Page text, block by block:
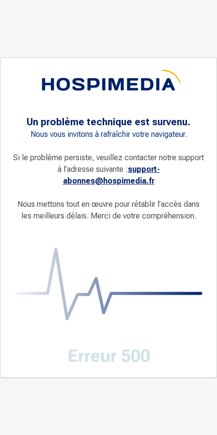
Un problème technique est survenu.
Nous vous invitons à rafraîchir votre navigateur.
Si le problème persiste, veuillez contacter notre support
à l’adresse suivante :support-
abonnes@hospimedia.fr
Nous mettons tout en œuvre pour rétablir l’accès dans
les meilleurs délais. Merci de votre compréhension.
Erreur 500